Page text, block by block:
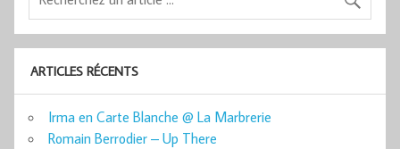
ARTICLES RÉCENTS
Irma en Carte Blanche @ La Marbrerie
Romain Berrodier – Up There